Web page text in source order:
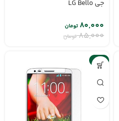
جی LG Bello
۸۵,۰۰۰ تومان
۸۰,۰۰۰تومان
-6%